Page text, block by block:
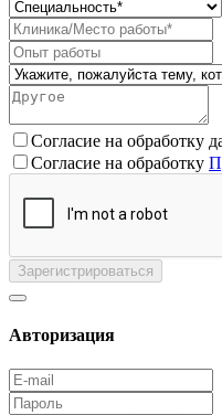
Согласие на обработку
Согласие на обработку
Зарегистрироваться
Авторизация